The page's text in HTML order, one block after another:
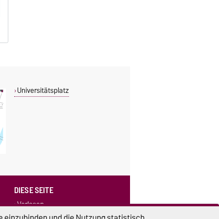
Universitätsplatz
DIESE SEITE
Vorlesen
Drucken